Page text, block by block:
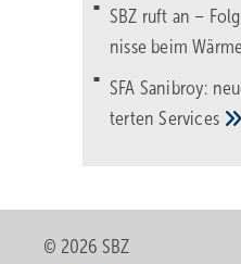
SBZ ruft an –
nisse beim
SFA Sanibroy:
tertenServices
© 2026 SBZ